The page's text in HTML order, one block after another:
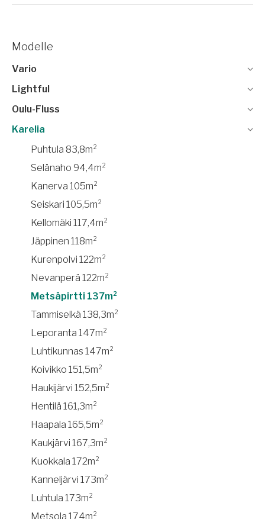
Modelle
Vario
Lightful
Oulu-Fluss
Karelia
Puhtula 83,8m²
Selänaho 94,4m²
Kanerva 105m²
Seiskari 105,5m²
Kellomäki 117,4m²
Jäppinen 118m²
Kurenpolvi 122m²
Nevanperä 122m²
Metsäpirtti 137m²
Tammiselkä 138,3m²
Leporanta 147m²
Luhtikunnas 147m²
Koivikko 151,5m²
Haukijärvi 152,5m²
Hentilä 161,3m²
Haapala 165,5m²
Kaukjärvi 167,3m²
Kuokkala 172m²
Kanneljärvi 173m²
Luhtula 173m²
Metsola 174m²